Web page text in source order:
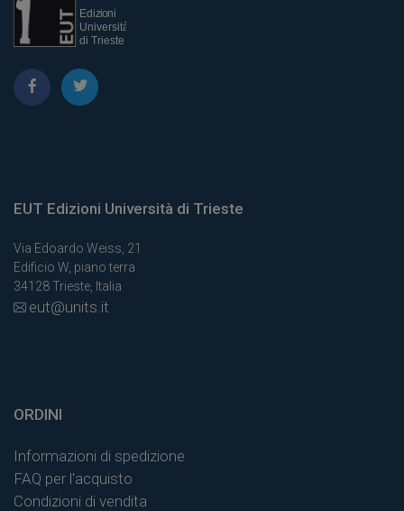
EUT Edizioni Università di Trieste
Via Edoardo Weiss, 21
Edificio W, piano terra
34128 Trieste, Italia
eut@units.it
ORDINI
Informazioni di spedizione
FAQ per l'acquisto
Condizioni di vendita